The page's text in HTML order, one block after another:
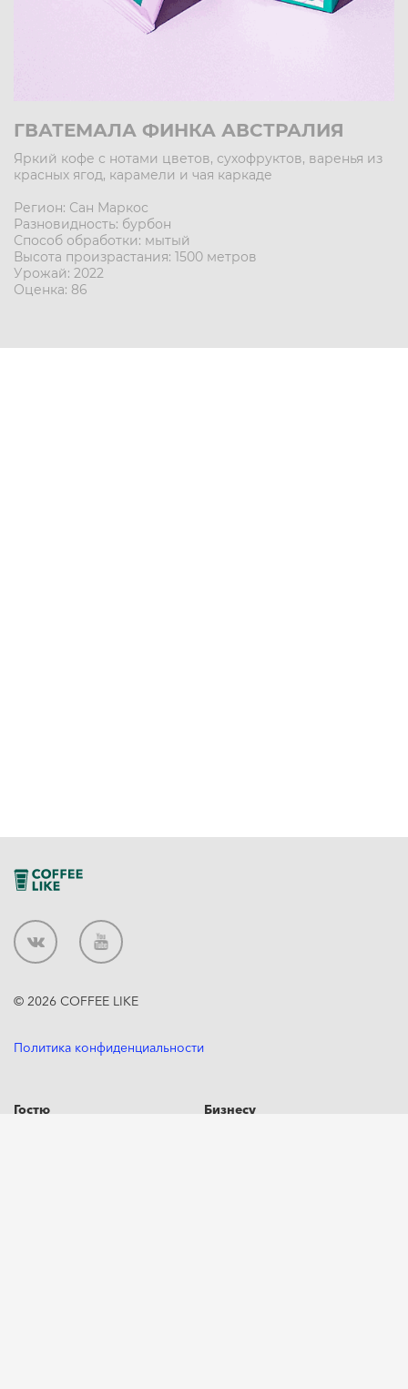
ГВАТЕМАЛА ФИНКА АВСТРАЛИЯ
Яркий кофе с нотами цветов, сухофруктов, варенья из
красных ягод, карамели и чая каркаде
Регион: Сан Маркос
Разновидность: бурбон
Способ обработки: мытый
Высота произрастания: 1500 метров
Урожай: 2022
Оценка: 86
© 2026 COFFEE LIKE
Политика конфиденциальности
Гостю
Бизнесу